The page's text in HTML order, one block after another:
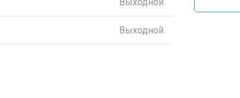
Выходной